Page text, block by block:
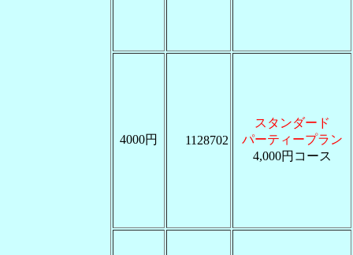
4000円 1128702
スタンダード
パーティープラン
4,000円コース